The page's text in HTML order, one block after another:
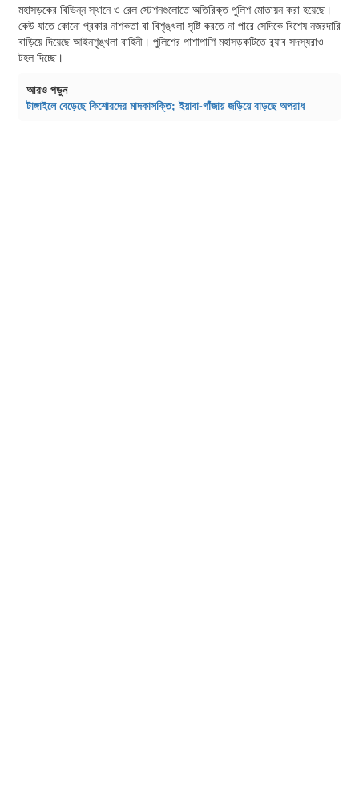
মহাসড়কের বিভিন্ন স্থানে ও রেল স্টেশনগুলোতে অতিরিক্ত পুলিশ মোতায়ন করা হয়েছে।
কেউ যাতে কোনো প্রকার নাশকতা বা বিশৃঙ্খলা সৃষ্টি করতে না পারে সেদিকে বিশেষ নজরদারি
বাড়িয়ে দিয়েছে আইনশৃঙ্খলা বাহিনী। পুলিশের পাশাপাশি মহাসড়কটিতে র‌্যাব সদস্যরাও
টহল দিচ্ছে।
আরও পড়ুন
টাঙ্গাইলে বেড়েছে কিশোরদের মাদকাসক্তি; ইয়াবা-গাঁজায় জড়িয়ে বাড়ছে অপরাধ